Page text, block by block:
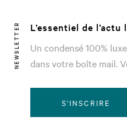
NEWSLETTER
L’essentiel de l’actu
Un condensé 100%
dans votre boîte mail.
S'INSCRIRE